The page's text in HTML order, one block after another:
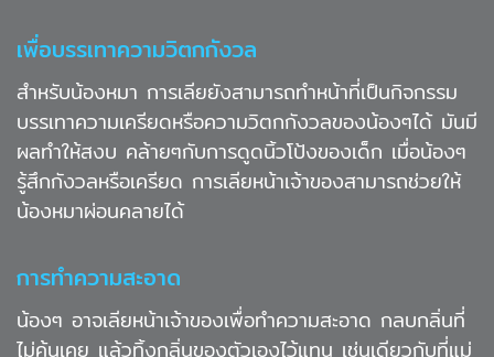
เพื่อบรรเทาความวิตกกังวล
สำหรับน้องหมา การเลียยังสามารถทำหน้าที่เป็นกิจกรรม
บรรเทาความเครียดหรือความวิตกกังวลของน้องๆได้ มันมี
ผลทำให้สงบ คล้ายๆกับการดูดนิ้วโป้งของเด็ก เมื่อน้องๆ
รู้สึกกังวลหรือเครียด การเลียหน้าเจ้าของสามารถช่วยให้
น้องหมาผ่อนคลายได้
การทำความสะอาด
น้องๆ อาจเลียหน้าเจ้าของเพื่อทำความสะอาด กลบกลิ่นที่
ไม่คุ้นเคย แล้วทิ้งกลิ่นของตัวเองไว้แทน เช่นเดียวกับที่แม่